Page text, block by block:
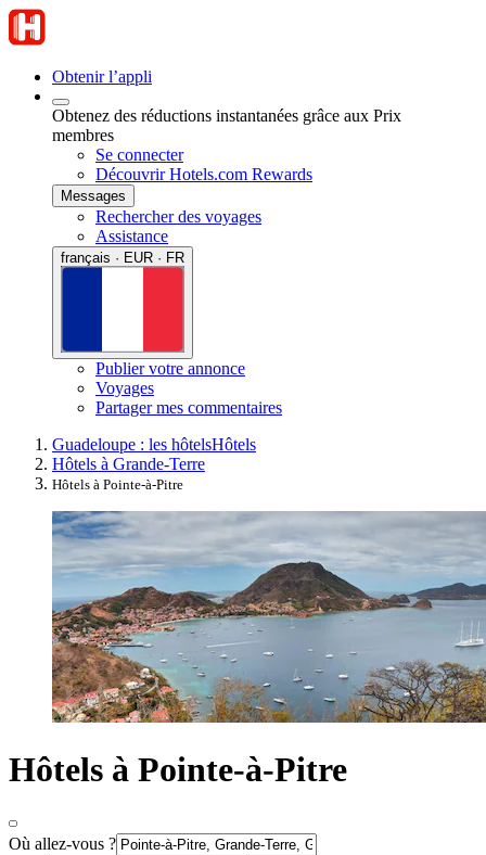
Obtenir l’appli
Obtenez des réductions instantanées grâce aux Prix
membres
Se connecter
Découvrir Hotels.com Rewards
Messages
Rechercher des voyages
Assistance
français · EUR · FR
Publier votre annonce
Voyages
Partager mes commentaires
Guadeloupe : les hôtelsHôtels
Hôtels à Grande-Terre
Hôtels à Pointe-à-Pitre
Hôtels à Pointe-à-Pitre
Où allez-vous ?